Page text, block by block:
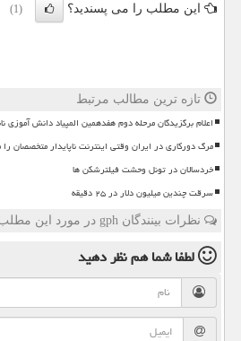
این مطلب را می پسندید؟ (1)
تازه ترین مطالب مرتبط
اعلام برگزیدگان مرحله دوم هفدهمین المپیاد دانش آموزی
مرگ دورکاری در ایران وقتی اینترنت ناپایدار متخصصان
خردسالان در تونل وحشت فیلترشکن ها
سرقت چندین میلیون دلار در ۲۵ دقیقه
نظرات بینندگان gph در مورد این مطلب
لطفا شما همنظر دهید